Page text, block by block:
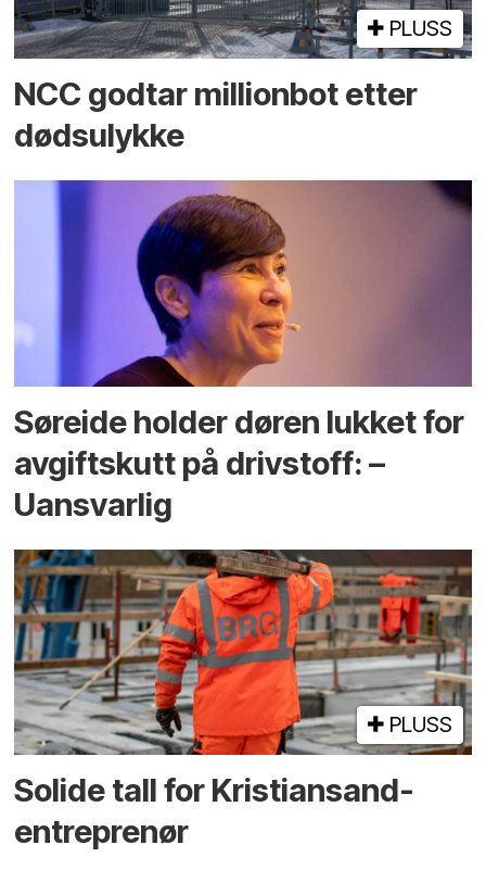
PLUSS
NCC godtar millionbot etter
dødsulykke
Søreide holder døren lukket for
avgiftskutt på drivstoff: –
Uansvarlig
PLUSS
Solide tall for Kristiansand-
entreprenør